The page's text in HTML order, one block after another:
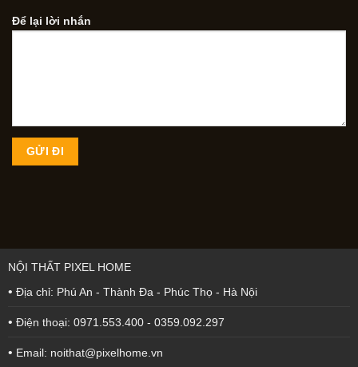
Để lại lời nhắn
NỘI THẤT PIXEL HOME
• Địa chỉ: Phú An - Thành Đa - Phúc Thọ - Hà Nội
• Điện thoại: 0971.553.400 - 0359.092.297
• Email: noithat@pixelhome.vn